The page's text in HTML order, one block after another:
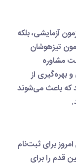
بلکه
از
می‌شوند
برایثبت‌نام
را برای